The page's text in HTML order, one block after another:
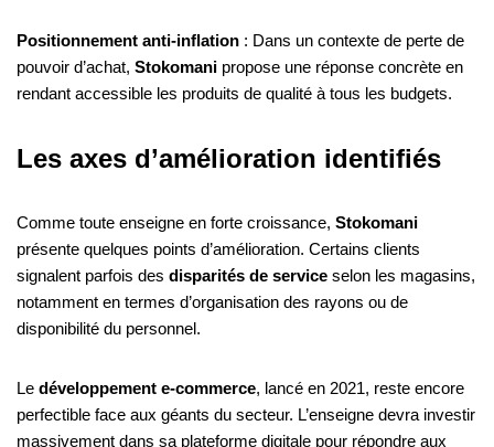
Positionnement anti-inflation : Dans un contexte de perte de
pouvoir d’achat, Stokomani propose une réponse concrète en
rendant accessible les produits de qualité à tous les budgets.
Les axes d’amélioration identifiés
Comme toute enseigne en forte croissance, Stokomani
présente quelques points d’amélioration. Certains clients
signalent parfois des disparités de service selon les magasins,
notamment en termes d’organisation des rayons ou de
disponibilité du personnel.
Le développement e-commerce, lancé en 2021, reste encore
perfectible face aux géants du secteur. L’enseigne devra investir
massivement dans sa plateforme digitale pour répondre aux